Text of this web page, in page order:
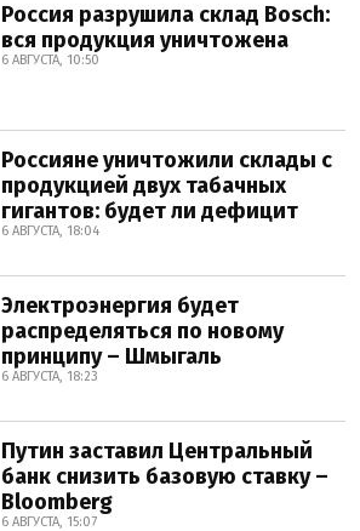
Россия разрушила склад Bosch:
вся продукция уничтожена
6 АВГУСТА, 10:50
Россияне уничтожили склады с
продукцией двух табачных
гигантов: будет ли дефицит
6 АВГУСТА, 18:04
Электроэнергия будет
распределяться по новому
принципу – Шмыгаль
6 АВГУСТА, 18:23
Путин заставил Центральный
банк снизить базовую ставку –
Bloomberg
6 АВГУСТА, 15:07